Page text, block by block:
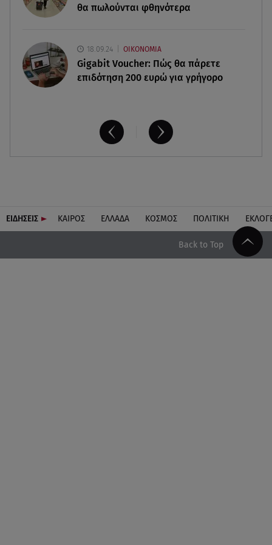
θα πωλούνται φθηνότερα
18.09.24 ΟΙΚΟΝΟΜΙΑ
Gigabit Voucher: Πώς θα πάρετε
επιδότηση 200 ευρώ για γρήγορο
ΕΙΔΗΣΕΙΣ ΚΑΙΡΟΣ ΕΛΛΑΔΑ ΚΟΣΜΟΣ ΠΟΛΙΤΙΚΗ
Back to Top